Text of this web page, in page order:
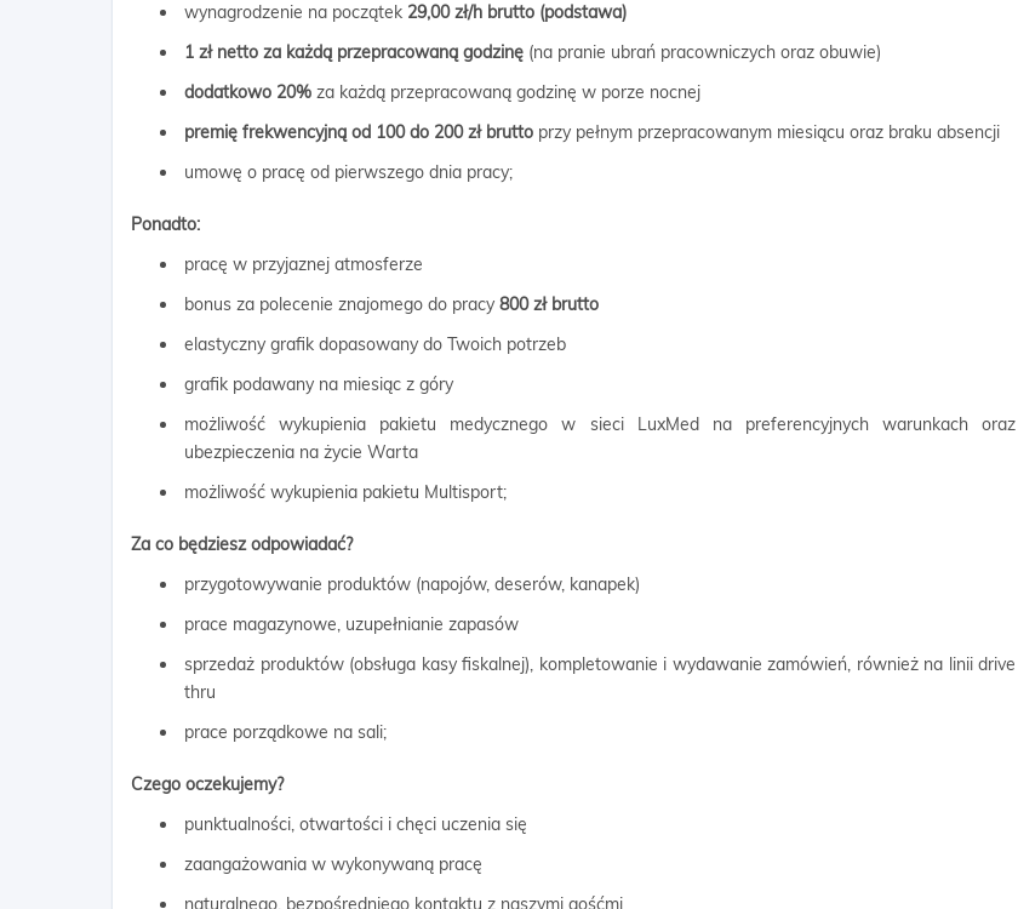
wynagrodzenie na początek 29,00 zł/h brutto (podstawa)
1 zł netto za każdą przepracowaną godzinę (na pranie ubrań pracowniczych oraz obuwie)
dodatkowo 20% za każdą przepracowaną godzinę w porze nocnej
premię frekwencyjną od 100 do 200 zł brutto przy pełnym przepracowanym miesiącu oraz braku absencji
umowę o pracę od pierwszego dnia pracy;
Ponadto:
pracę w przyjaznej atmosferze
bonus za polecenie znajomego do pracy 800 zł brutto
elastyczny grafik dopasowany do Twoich potrzeb
grafik podawany na miesiąc z góry
możliwość wykupienia pakietu medycznego w sieci LuxMed na preferencyjnych warunkach oraz
ubezpieczenia na życie Warta
możliwość wykupienia pakietu Multisport;
Za co będziesz odpowiadać?
przygotowywanie produktów (napojów, deserów, kanapek)
prace magazynowe, uzupełnianie zapasów
sprzedaż produktów (obsługa kasy fiskalnej), kompletowanie i wydawanie zamówień, również na linii drive
thru
prace porządkowe na sali;
Czego oczekujemy?
punktualności, otwartości i chęci uczenia się
zaangażowania w wykonywaną pracę
naturalnego, bezpośredniego kontaktu z naszymi gośćmi